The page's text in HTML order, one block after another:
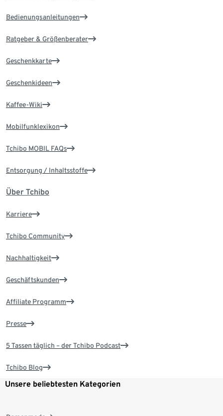
Bedienungsanleitungen
Ratgeber & Größenberater
Geschenkkarte
Geschenkideen
Kaffee-Wiki
Mobilfunklexikon
Tchibo MOBIL FAQs
Entsorgung / Inhaltsstoffe
Über Tchibo
Karriere
Tchibo Community
Nachhaltigkeit
Geschäftskunden
Affiliate Programm
Presse
5 Tassen täglich – der Tchibo Podcast
Tchibo Blog
Unsere beliebtesten Kategorien